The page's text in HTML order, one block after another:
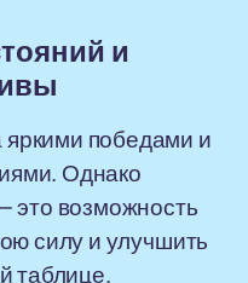
и
победами и
Однако
это возможность
силу и улучшить
таблице.